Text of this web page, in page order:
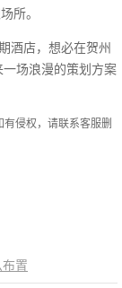
所。
酒店，想必在贺州
场浪漫的策划方案
侵权，请联系客服删
置